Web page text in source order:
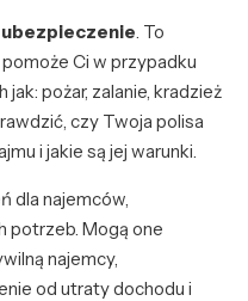
ubezpieczenie. To
Ci w przypadku
pożar, zalanie, kradzież
czy Twoja polisa
i jakie są jej warunki.
dla najemców,
potrzeb. Mogą one
najemcy,
od utraty dochodu i